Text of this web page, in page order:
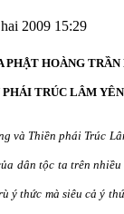
2009 15:29
HOÀNG TRẦN
TRÚC LÂM
và Thiền phái Trúc
dân tộc ta trên
ý thức mà siêu cả ý